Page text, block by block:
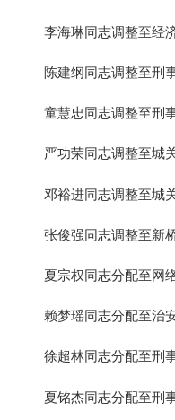
李海琳同志调整至经济
陈建纲同志调整至刑事
童慧忠同志调整至刑事
严功荣同志调整至城关
邓裕进同志调整至城关
张俊强同志调整至新桥
夏宗权同志分配至网络
赖梦瑶同志分配至治安
徐超林同志分配至刑事
夏铭杰同志分配至刑事